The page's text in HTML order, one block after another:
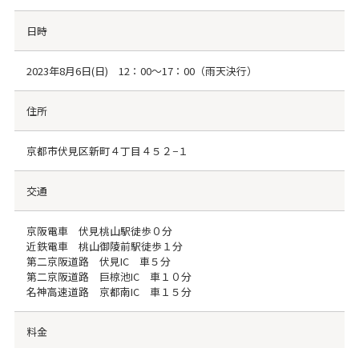
日時
2023年8月6日(日) 12：00～17：00（雨天決行）
住所
京都市伏見区新町４丁目４５２−１
交通
京阪電車 伏見桃山駅徒歩０分
近鉄電車 桃山御陵前駅徒歩１分
第二京阪道路 伏見IC 車５分
第二京阪道路 巨椋池IC 車１０分
名神高速道路 京都南IC 車１５分
料金